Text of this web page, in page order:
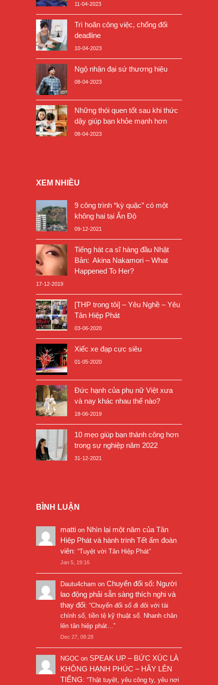
11-04-2023
Trì hoãn công việc, chống đối
deadline
10-04-2023
Ngộ nhận đại sứ thương hiệu
08-04-2023
Những thói quen tốt sau khi thức
dậy giúp bạn khỏe mạnh hơn
08-04-2023
XEM NHIỀU
9 công trình “kỳ quặc” có một
không hai tại Ấn Độ
09-12-2021
Tiếng hát ca sĩ hàng đầu Nhật
Bản: Akina Nakamori – What
Happened To Her?
17-12-2019
[THP trong tôi] – Yêu Nghề – Yêu
Tân Hiệp Phát
03-06-2020
Xiếc xe đạp cực siêu
01-05-2020
Đức hạnh của phụ nữ Việt xưa
và nay khác nhau thế nào?
18-06-2019
10 mẹo giúp bạn thành công hơn
trong sự nghiệp năm 2022
31-12-2021
BÌNH LUẬN
matti on Nhìn lại một năm của Tân
Hiệp Phát và hành trình Tết ấm đoàn
viên: “Tuyệt vời Tân Hiệp Phát”
Jan 5, 19:16
Dautu4cham on Chuyển đổi số: Người
lao động phải sẵn sàng thích nghi và
thay đổi: “Chuyển đổi số đi đôi với tài
chính số, tiền tệ kỹ thuật số. Nhanh chân
lên tân hiệp phát… ”
Dec 27, 08:28
NGỌC on SPEAK UP – BỨC XÚC LÀ
KHÔNG HẠNH PHÚC – HÃY LÊN
TIẾNG: “Thật tuyệt, yêu công ty, yêu nơi